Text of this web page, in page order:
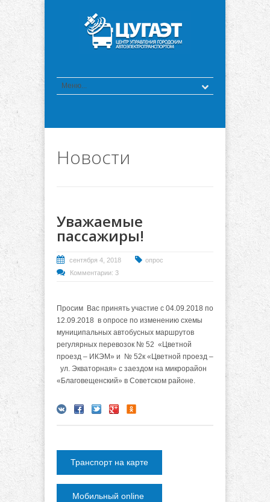
Новости
Уважаемые
пассажиры!
сентября 4, 2018
опрос
Комментарии: 3
Просим Вас принять участие с 04.09.2018 по
12.09.2018 в опросе по изменению схемы
муниципальных автобусных маршрутов
регулярных перевозок № 52 «Цветной
проезд – ИКЭМ» и № 52к «Цветной проезд –
ул. Экваторная» с заездом на микрорайон
«Благовещенский» в Советском районе.
Транспорт на карте
Мобильный online